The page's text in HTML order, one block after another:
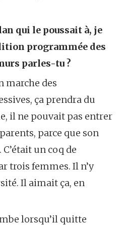
qui le poussait à, je
programmée des
parles-tu ?
marche des
ça prendra du
il ne pouvait pas entrer
parce que son
un coq de
trois femmes. Il n’y
Il aimait ça, en
lorsqu’il quitte